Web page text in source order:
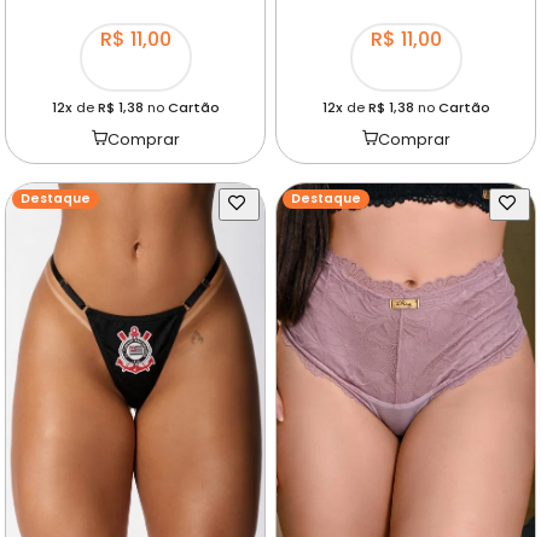
R$ 11,00
12xdeR$ 1,38 noCartão
Comprar
R$ 11,00
12xdeR$ 1,38 noCartão
Comprar
Destaque Destaque